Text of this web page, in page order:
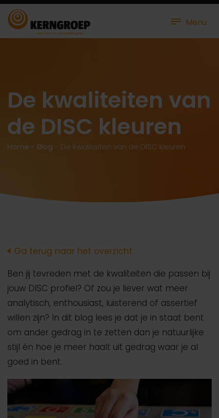
Menu
De kwaliteiten van
de DISC kleuren
Home - Blog - De kwaliteiten van de DISC kleuren
Ga terug naar het overzicht
Ben jij tevreden met de kwaliteiten die passen bij
jouw DISC profiel? Of zou je liever wat meer
analytisch, enthousiast, luisterend of assertief
willen zijn? In dit blog lees je dat je in staat bent
om ander gedrag in te zetten dan je natuurlijke
stijl én hoe je meer haalt uit gedrag waar je al
goed in bent.